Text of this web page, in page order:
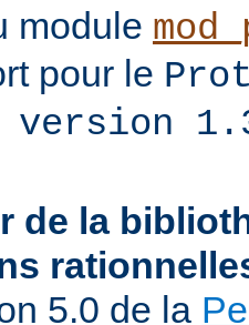
module
pour le
version
de la
5.0 de la